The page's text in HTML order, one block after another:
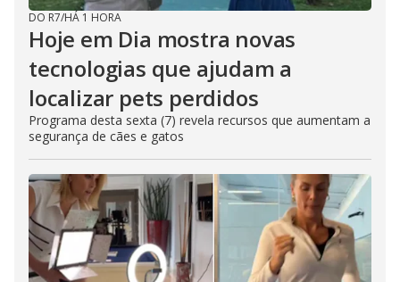
DO R7/HÁ 1 HORA
Hoje em Dia mostra novas
tecnologias que ajudam a
localizar pets perdidos
Programa desta sexta (7) revela recursos que aumentam a
segurança de cães e gatos